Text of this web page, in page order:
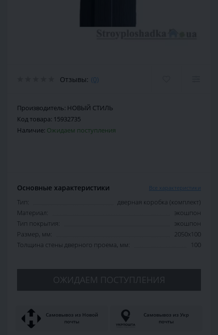
Отзывы: (0)
Производитель: НОВЫЙ СТИЛЬ
Код товара: 15932735
Наличие: Ожидаем поступления
Основные характеристики Все характеристики
Тип:
дверная коробка (комплект)
Материал:
экошпон
Тип покрытия:
экошпон
Размер, мм:
2050х100
Толщина стены дверного проема, мм:
100
ОЖИДАЕМ ПОСТУПЛЕНИЯ
Самовывоз из Новой
почты
Самовывоз из Укр
почты